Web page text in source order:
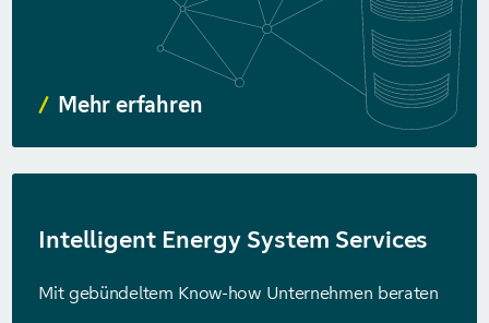
Mehr erfahren
Intelligent Energy System Services
Mit gebündeltem Know-how Unternehmen beraten